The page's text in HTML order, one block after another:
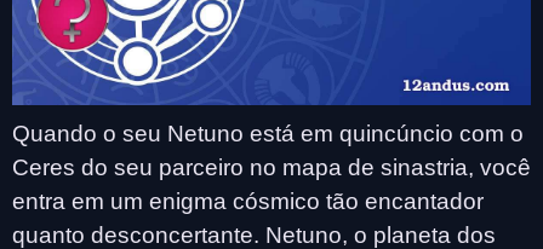
Quando o seu Netuno está em quincúncio com o
Ceres do seu parceiro no mapa de sinastria, você
entra em um enigma cósmico tão encantador
quanto desconcertante. Netuno, o planeta dos